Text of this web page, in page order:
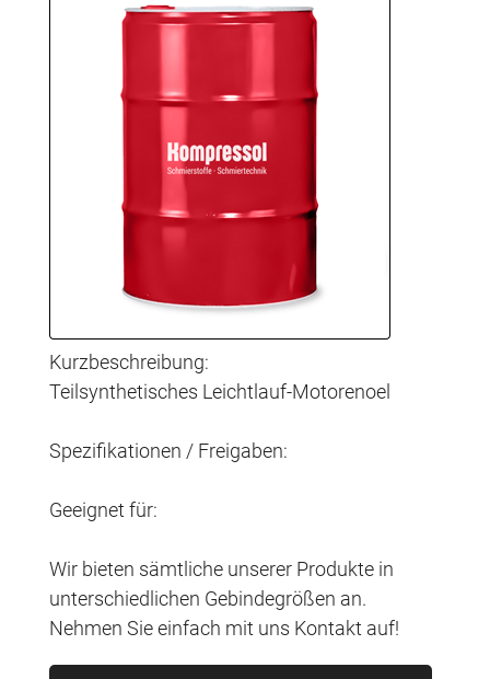
Kurzbeschreibung:
Teilsynthetisches Leichtlauf-Motorenoel
Spezifikationen / Freigaben:
Geeignet für:
Wir bieten sämtliche unserer Produkte in
unterschiedlichen Gebindegrößen an.
Nehmen Sie einfach mit uns Kontakt auf!